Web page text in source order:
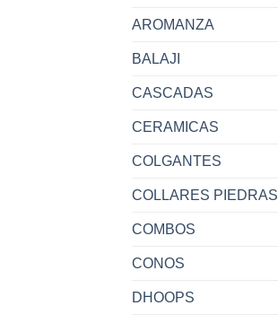
AROMANZA
BALAJI
CASCADAS
CERAMICAS
COLGANTES
COLLARES PIEDRAS
COMBOS
CONOS
DHOOPS